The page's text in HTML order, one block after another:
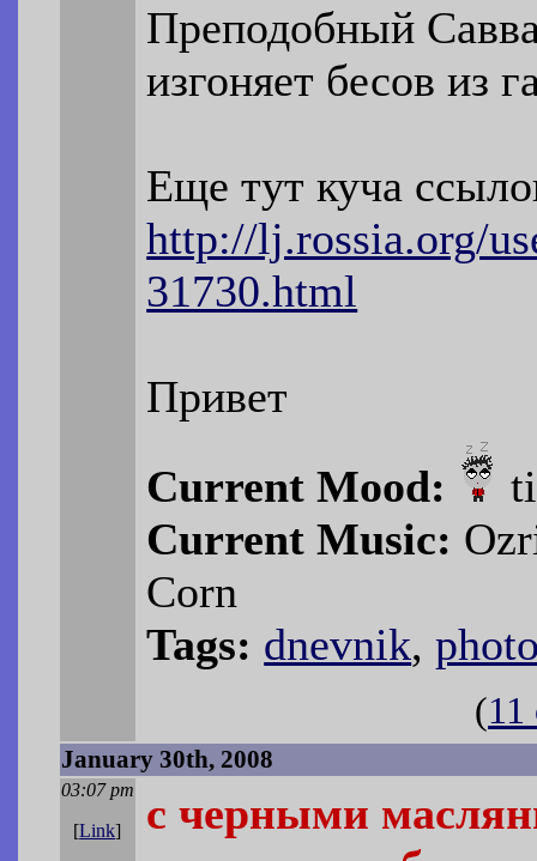
Преподобный
изгоняет бесов из
Еще тут куча
http://lj.rossia.org/
31730.html
Привет
Current Mood:
Current Music:
Corn
Tags: dnevnik,
(11
January 30th, 2008
03:07 pm
[Link]
с черными